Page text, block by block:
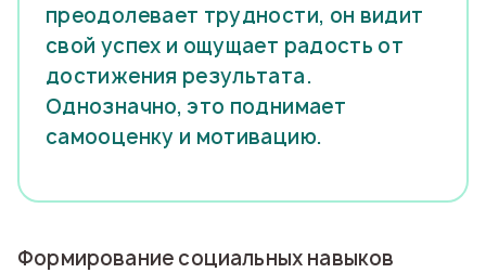
преодолевает трудности, он видит
свой успех и ощущает радость от
достижения результата.
Однозначно, это поднимает
самооценку и мотивацию.
Формирование социальных навыков